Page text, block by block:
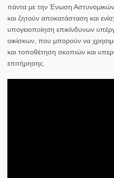
πάντα με την Ένωση
και ζητούν αποκατάσταση και
υπογειοποίηση επικίνδυνων
οικίσκων, που μπορούν να
και τοποθέτηση σκοπιών και
επιτήρησης.